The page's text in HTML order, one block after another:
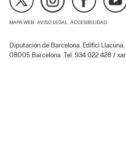
MAPA WEB AVISO LEGAL ACCESIBILIDAD
Diputación de Barcelona. Edifici
08005 Barcelona. Tel. 934 022 428 /